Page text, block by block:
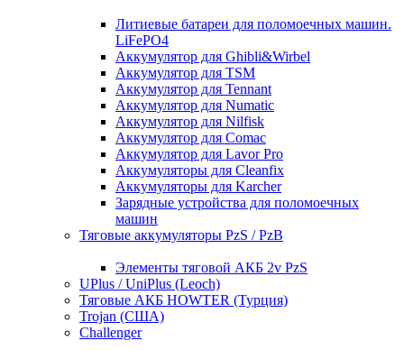
Литиевые батареи для поломоечных машин.
LiFePO4
Аккумулятор для Ghibli&Wirbel
Аккумулятор для TSM
Аккумулятор для Tennant
Аккумулятор для Numatic
Аккумулятор для Nilfisk
Аккумулятор для Comac
Аккумулятор для Lavor Pro
Аккумуляторы для Cleanfix
Аккумуляторы для Karcher
Зарядные устройства для поломоечных
машин
Тяговые аккумуляторы PzS / PzB
Элементы тяговой АКБ 2v PzS
UPlus / UniPlus (Leoch)
Тяговые АКБ HOWTER (Турция)
Trojan (США)
Challenger